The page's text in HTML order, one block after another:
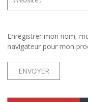
Enregistrer mon nom,
navigateur pour mon